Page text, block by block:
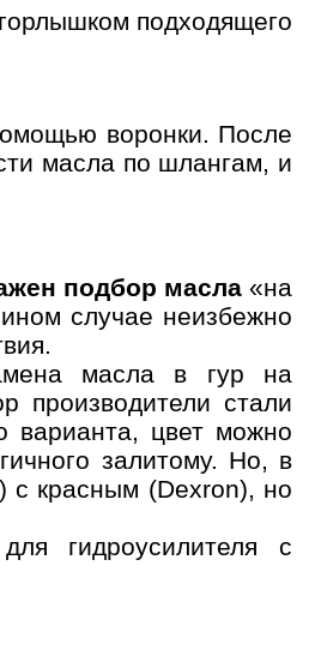
подходящего
воронки. После
масла по шлангам, и
подбор масла«на
случае неизбежно
масла в гур на
производители стали
варианта, цвет можно
залитому. Но, в
с красным (Dexron), но
гидроусилителя с